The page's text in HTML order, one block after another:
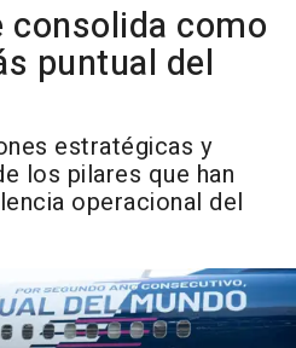
consolida como
puntual del
estratégicas y
los pilares que han
operacional del